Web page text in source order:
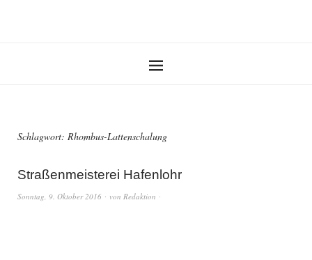
Schlagwort: Rhombus-Lattenschalung
Straßenmeisterei Hafenlohr
Sonntag, 9. Oktober 2016 von Redaktion